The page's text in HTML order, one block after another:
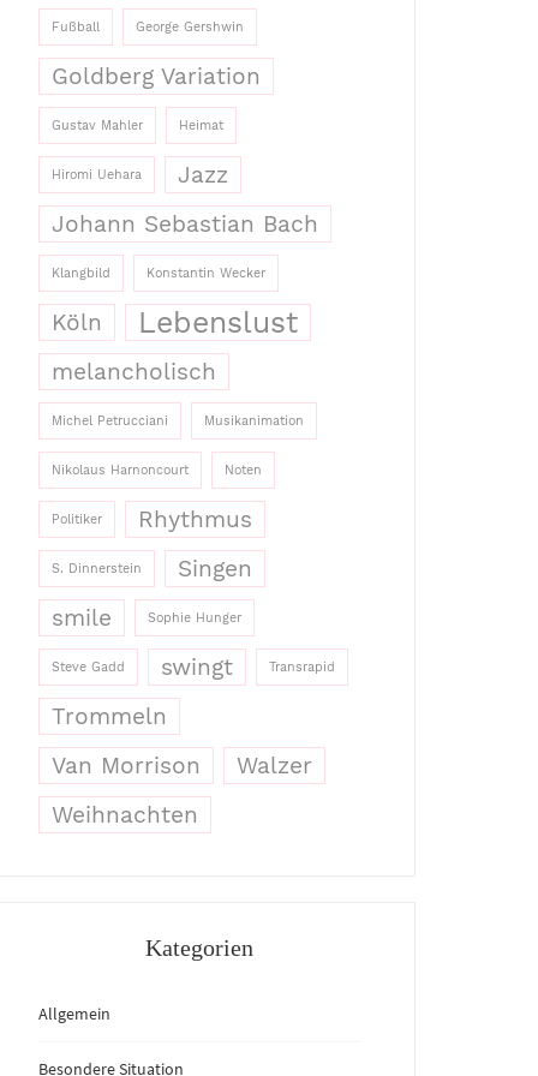
Fußball George Gershwin
Goldberg Variation
Gustav Mahler Heimat
Hiromi Uehara
Jazz
Johann Sebastian Bach
Klangbild Konstantin Wecker
Köln Lebenslust
melancholisch
Michel Petrucciani Musikanimation
Nikolaus Harnoncourt Noten
Politiker Rhythmus
S. Dinnerstein
Singen
smile
Sophie Hunger
Steve Gadd swingt Transrapid
Trommeln
Van Morrison
Walzer
Weihnachten
Kategorien
Allgemein
Besondere Situation